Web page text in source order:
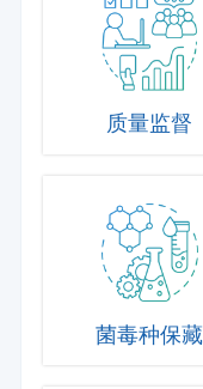
质量监督
菌毒种保藏